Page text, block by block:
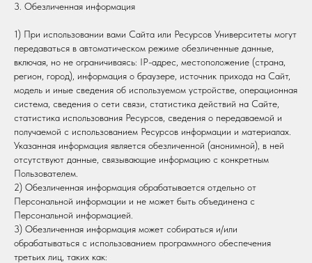
3. Обезличенная информация
1) При использовании вами Сайта или Ресурсов Университеты могут
передаваться в автоматическом режиме обезличенные данные,
включая, но не ограничиваясь: IP-адрес, местоположение (страна,
регион, город), информация о браузере, источник прихода на Сайт,
модель и иные сведения об используемом устройстве, операционная
система, сведения о сети связи, статистика действий на Сайте,
статистика использования Ресурсов, сведения о передаваемой и
получаемой с использованием Ресурсов информации и материалах.
Указанная информация является обезличенной (анонимной), в ней
отсутствуют данные, связывающие информацию с конкретным
Пользователем.
2) Обезличенная информация обрабатывается отдельно от
Персональной информации и не может быть объединена с
Персональной информацией.
3) Обезличенная информация может собираться и/или
обрабатываться с использованием программного обеспечения
третьих лиц, таких как: